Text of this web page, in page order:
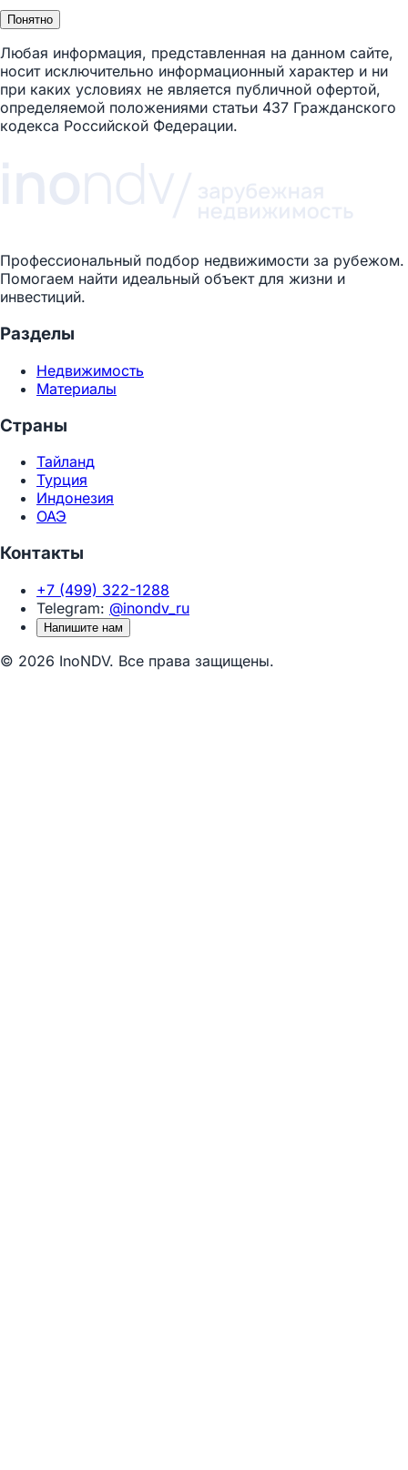
Понятно
Любая информация, представленная на данном сайте,
носит исключительно информационный характер и ни
при каких условиях не является публичной офертой,
определяемой положениями статьи 437 Гражданского
кодекса Российской Федерации.
Профессиональный подбор недвижимости за рубежом.
Помогаем найти идеальный объект для жизни и
инвестиций.
Разделы
Недвижимость
Материалы
Страны
Тайланд
Турция
Индонезия
ОАЭ
Контакты
+7 (499) 322-1288
Telegram: @inondv_ru
Напишите нам
© 2026 InoNDV. Все права защищены.